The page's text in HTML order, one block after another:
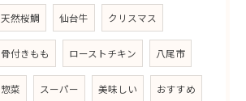
天然桜鯛 仙台牛 クリスマス
骨付きもも ローストチキン 八尾市
惣菜 スーパー 美味しい おすすめ